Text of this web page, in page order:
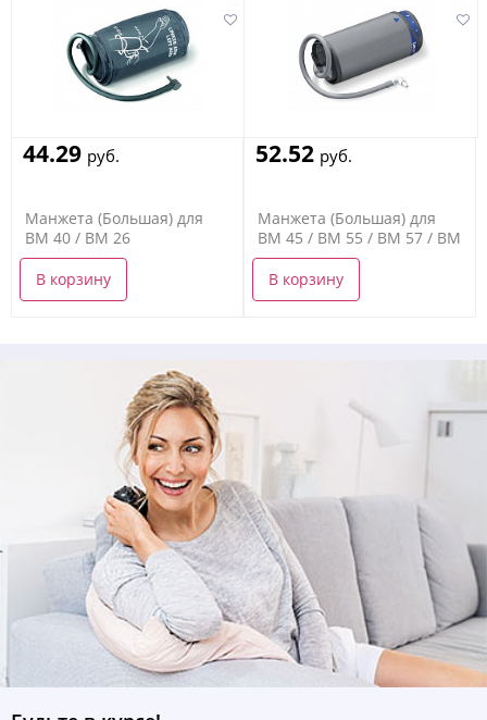
44.29 руб.
Манжета (Большая) для
BM 40 / BM 26
В корзину
52.52 руб.
Манжета (Большая) для
BM 45 / BM 55 / BM 57 / BM
85
В корзину